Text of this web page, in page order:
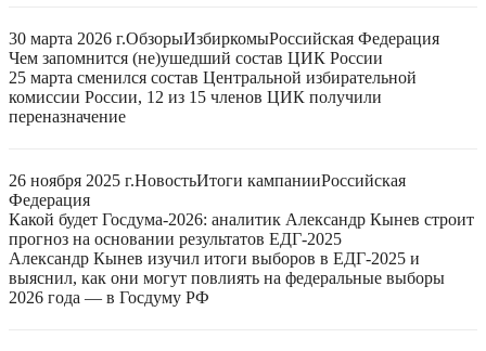
30 марта 2026 г.ОбзорыИзбиркомыРоссийская Федерация
Чем запомнится (не)ушедший состав ЦИК России
25 марта сменился состав Центральной избирательной
комиссии России, 12 из 15 членов ЦИК получили
переназначение
26 ноября 2025 г.НовостьИтоги кампанииРоссийская
Федерация
Какой будет Госдума-2026: аналитик Александр Кынев строит
прогноз на основании результатов ЕДГ-2025
Александр Кынев изучил итоги выборов в ЕДГ-2025 и
выяснил, как они могут повлиять на федеральные выборы
2026 года — в Госдуму РФ